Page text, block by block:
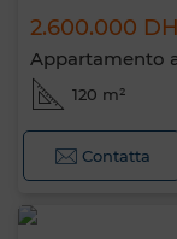
2.600.000 DH
Appartamento
120 m²
Contatta